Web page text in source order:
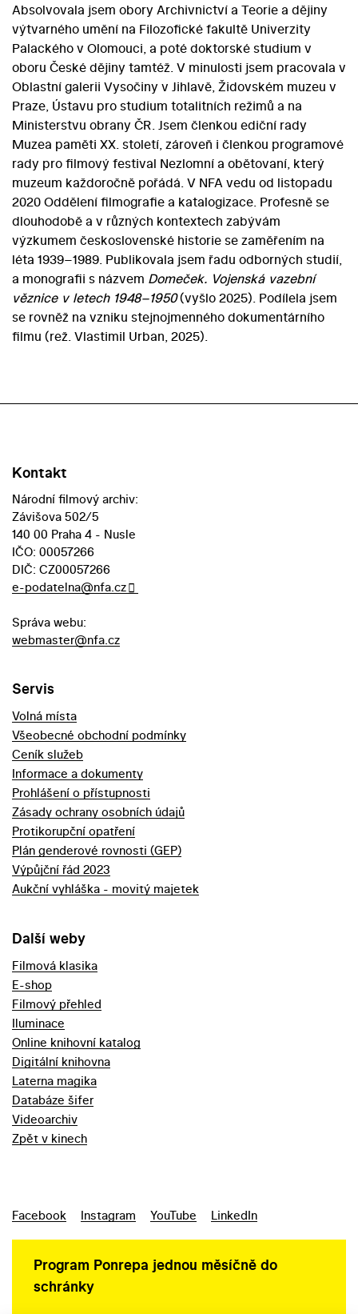
Absolvovala jsem obory Archivnictví a Teorie a dějiny
výtvarného umění na Filozofické fakultě Univerzity
Palackého v Olomouci, a poté doktorské studium v
oboru České dějiny tamtéž. V minulosti jsem pracovala v
Oblastní galerii Vysočiny v Jihlavě, Židovském muzeu v
Praze, Ústavu pro studium totalitních režimů a na
Ministerstvu obrany ČR. Jsem členkou ediční rady
Muzea paměti XX. století, zároveň i členkou programové
rady pro filmový festival Nezlomní a obětovaní, který
muzeum každoročně pořádá. V NFA vedu od listopadu
2020 Oddělení filmografie a katalogizace. Profesně se
dlouhodobě a v různých kontextech zabývám
výzkumem československé historie se zaměřením na
léta 1939–1989. Publikovala jsem řadu odborných studií,
a monografii s názvem Domeček. Vojenská vazební
věznice v letech 1948–1950(vyšlo 2025). Podílela jsem
se rovněž na vzniku stejnojmenného dokumentárního
filmu (rež. Vlastimil Urban, 2025).
Kontakt
Národní filmový archiv:
Závišova 502/5
140 00 Praha 4 - Nusle
IČO: 00057266
DIČ: CZ00057266
e-podatelna@nfa.cz
Správa webu:
webmaster@nfa.cz
Servis
Volná místa
Všeobecné obchodní podmínky
Ceník služeb
Informace a dokumenty
Prohlášení o přístupnosti
Zásady ochrany osobních údajů
Protikorupční opatření
Plán genderové rovnosti (GEP)
Výpůjční řád 2023
Aukční vyhláška - movitý majetek
Další weby
Filmová klasika
E-shop
Filmový přehled
Iluminace
Online knihovní katalog
Digitální knihovna
Laterna magika
Databáze šifer
Videoarchiv
Zpět v kinech
Facebook Instagram YouTube LinkedIn
Program Ponrepa jednou měsíčně do
schránky